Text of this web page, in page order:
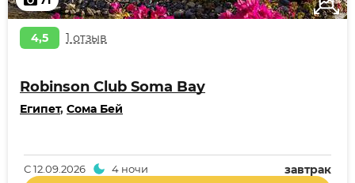
4,5 1 отзыв
Robinson Club Soma Bay
Египет, Сома Бей
завтрак
С12.09.2026 4 ночи